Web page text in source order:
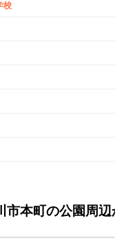
校
市本町の公園周